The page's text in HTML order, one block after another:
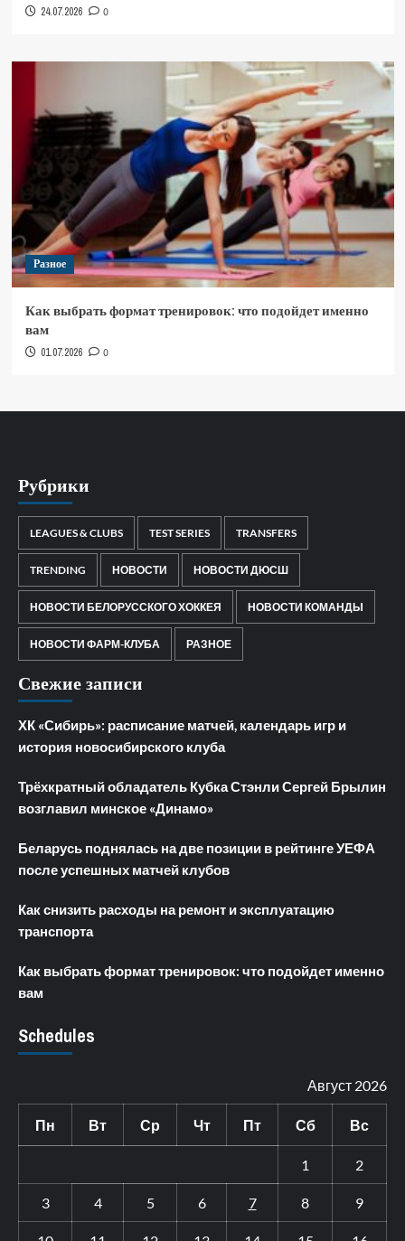
24.07.2026 0
Разное
Как выбрать формат тренировок: что подойдет именно
вам
01.07.2026 0
Рубрики
LEAGUES & CLUBS TEST SERIES TRANSFERS
TRENDING НОВОСТИ НОВОСТИ ДЮСШ
НОВОСТИ БЕЛОРУССКОГО ХОККЕЯ НОВОСТИ КОМАНДЫ
НОВОСТИ ФАРМ-КЛУБА РАЗНОЕ
Свежие записи
ХК «Сибирь»: расписание матчей, календарь игр и
история новосибирского клуба
Трёхкратный обладатель Кубка Стэнли Сергей Брылин
возглавил минское «Динамо»
Беларусь поднялась на две позиции в рейтинге УЕФА
после успешных матчей клубов
Как снизить расходы на ремонт и эксплуатацию
транспорта
Как выбрать формат тренировок: что подойдет именно
вам
Schedules
Август 2026
Пн Вт Ср Чт Пт Сб Вс
1 2
3 4 5 6 7 8 9